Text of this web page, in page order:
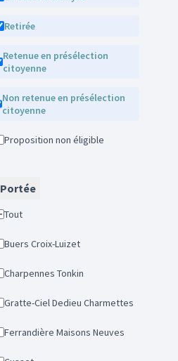
Retirée
Retenue en présélection
citoyenne
Non retenue en présélection
citoyenne
Proposition non éligible
Portée
Tout
Buers Croix-Luizet
Charpennes Tonkin
Gratte-Ciel Dedieu Charmettes
Ferrandière Maisons Neuves